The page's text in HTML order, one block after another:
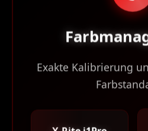
Exakte Kalibrierung